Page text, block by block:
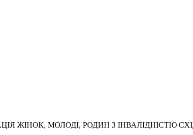
ЖІНОК, МОЛОДІ, РОДИН З ІНВАЛІДНІСТЮ